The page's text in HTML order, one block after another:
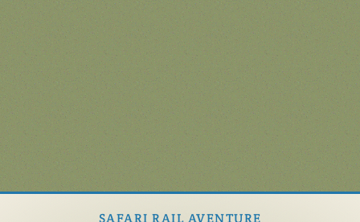
SAFARI RAIL AVENTURE